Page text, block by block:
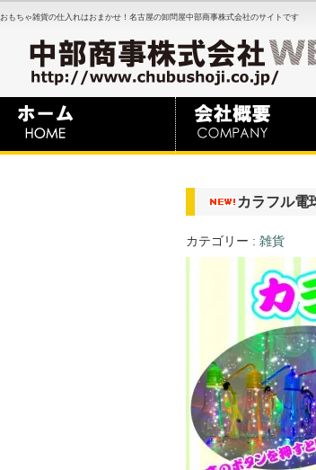
おもちゃ雑貨の仕入れはおまかせ！名古屋の卸問屋中部商事株式会社のサイトです
カラフル電
カテゴリー : 雑貨